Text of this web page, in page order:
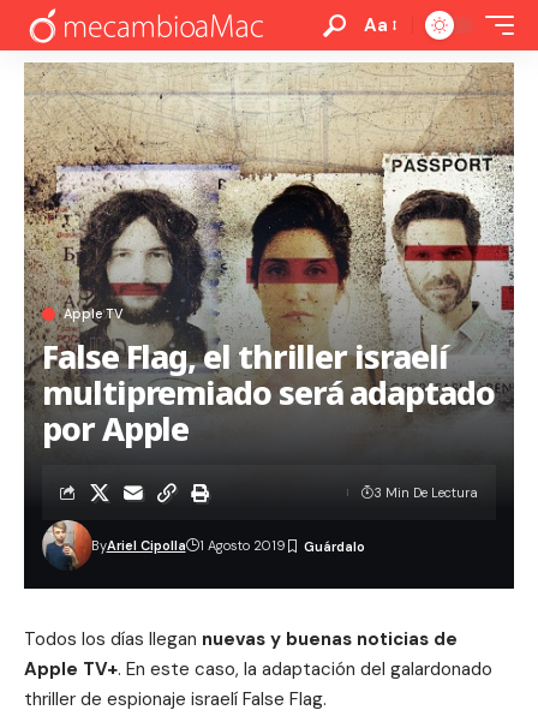
Aa
Apple TV
False Flag, el thriller israelí
multipremiado será adaptado
por Apple
ByAriel Cipolla 1 Agosto 2019
3 Min De Lectura
Todos los días llegan nuevas y buenas noticias de
Apple TV+. En este caso, la adaptación del galardonado
thriller de espionaje israelí False Flag.